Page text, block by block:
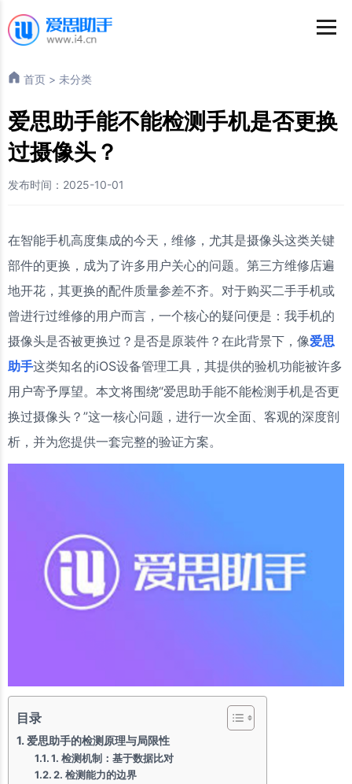
首页 > 未分类
爱思助手能不能检测手机是否更换
过摄像头？
发布时间：2025-10-01
在智能手机高度集成的今天，维修，尤其是摄像头这类关键
部件的更换，成为了许多用户关心的问题。第三方维修店遍
地开花，其更换的配件质量参差不齐。对于购买二手手机或
曾进行过维修的用户而言，一个核心的疑问便是：我手机的
摄像头是否被更换过？是否是原装件？在此背景下，像爱思
助手这类知名的iOS设备管理工具，其提供的验机功能被许多
用户寄予厚望。本文将围绕“爱思助手能不能检测手机是否更
换过摄像头？”这一核心问题，进行一次全面、客观的深度剖
析，并为您提供一套完整的验证方案。
目录
爱思助手的检测原理与局限性
1. 检测机制：基于数据比对
2. 检测能力的边界